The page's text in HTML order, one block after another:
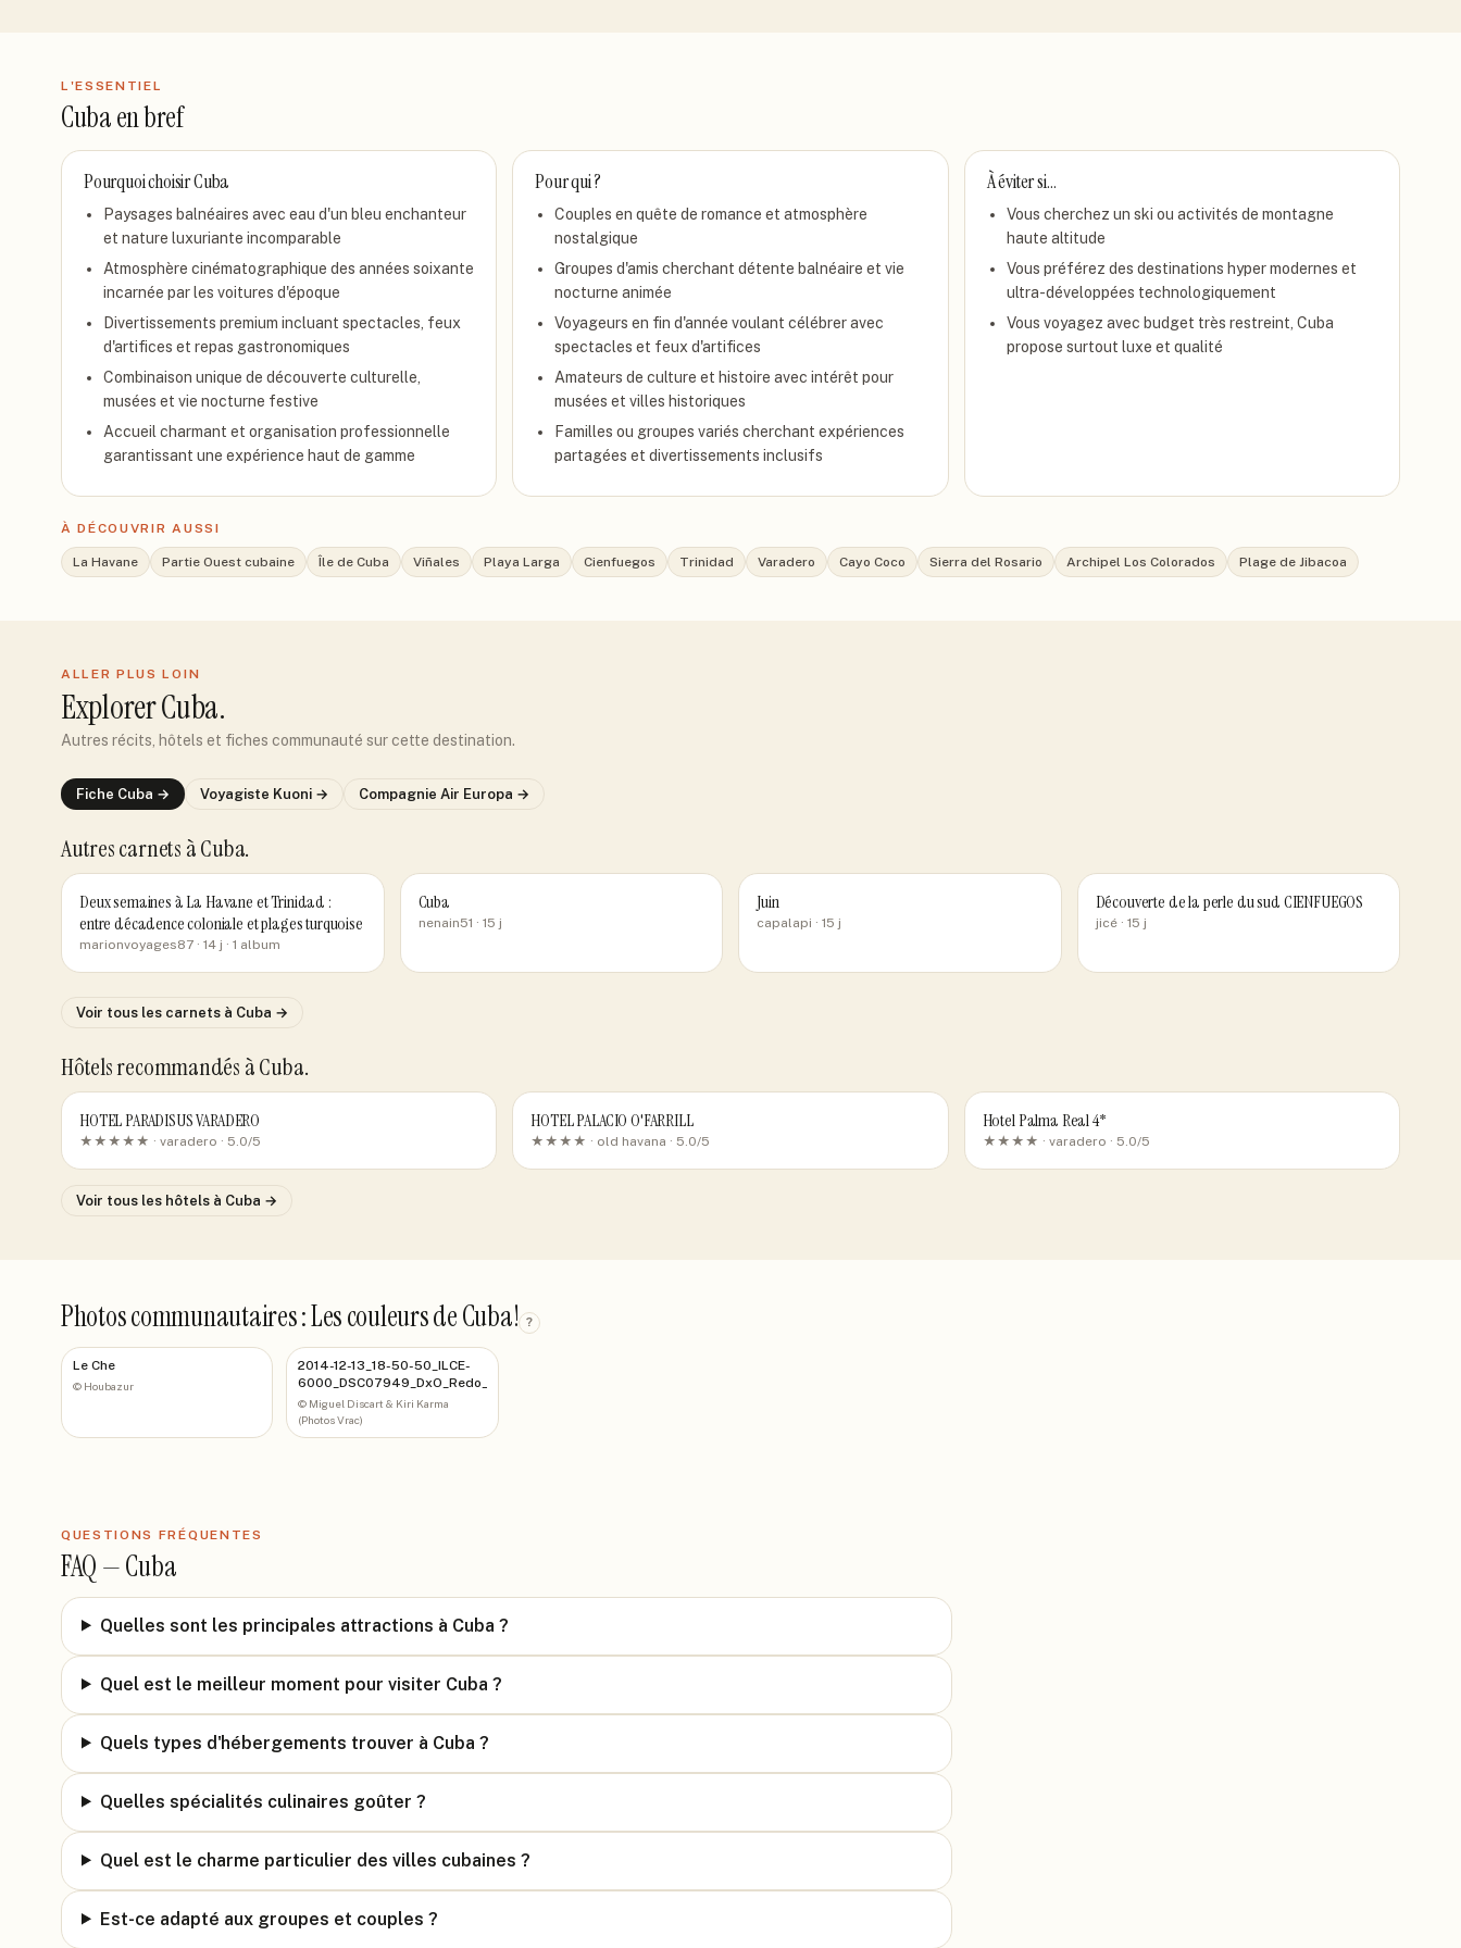
L'ESSENTIEL
Cubaen bref
Pourquoi choisirCuba
Paysages balnéaires avec eau d'un bleu enchanteur
et nature luxuriante incomparable
Atmosphère cinématographique des années soixante
incarnée par les voitures d'époque
Divertissements premium incluant spectacles, feux
d'artifices et repas gastronomiques
Combinaison unique de découverte culturelle,
musées et vie nocturne festive
Accueil charmant et organisation professionnelle
garantissant une expérience haut de gamme
Pour qui ?
Couples en quête de romance et atmosphère
nostalgique
Groupes d'amis cherchant détente balnéaire et vie
nocturne animée
Voyageurs en fin d'année voulant célébrer avec
spectacles et feux d'artifices
Amateurs de culture et histoire avec intérêt pour
musées et villes historiques
Familles ou groupes variés cherchant expériences
partagées et divertissements inclusifs
À éviter si…
Vous cherchez un ski ou activités de montagne
haute altitude
Vous préférez des destinations hyper modernes et
ultra-développées technologiquement
Vous voyagez avec budget très restreint, Cuba
propose surtout luxe et qualité
À DÉCOUVRIR AUSSI
La Havane Partie Ouest cubaine Île de Cuba Viñales Playa Larga Cienfuegos Trinidad Varadero Cayo Coco Sierra del Rosario Archipel Los Colorados Plage de Jibacoa
ALLER PLUS LOIN
ExplorerCuba.
Autres récits, hôtels et fiches communauté sur cette destination.
Fiche Cuba → Voyagiste Kuoni → Compagnie Air Europa →
Autres carnets à Cuba.
Deux semaines à La Havane et Trinidad :
entre décadence coloniale et plages turquoise
marionvoyages87 · 14 j · 1 album
Cuba
nenain51 · 15 j
Juin
capalapi · 15 j
Découverte de la perle du sud CIENFUEGOS
jicé· 15 j
Voir tous les carnets à Cuba →
Hôtels recommandés à Cuba.
HOTEL PARADISUS VARADERO
★★★★★ · varadero · 5.0/5
HOTEL PALACIO O'FARRILL
★★★★ · old havana · 5.0/5
Hotel Palma Real 4*
★★★★ · varadero · 5.0/5
Voir tous les hôtels à Cuba →
Photos communautaires : Les couleurs de Cuba! ?
Le Che
© Houbazur
2014-12-13_18-50-50_ILCE-
6000_DSC07949_DxO_Redo_PL4_1
© Miguel Discart & Kiri Karma
(Photos Vrac)
QUESTIONS FRÉQUENTES
FAQ —Cuba
Quelles sont les principales attractions à Cuba ?
Quel est le meilleur moment pour visiter Cuba ?
Quels types d'hébergements trouver à Cuba ?
Quelles spécialités culinaires goûter ?
Quel est le charme particulier des villes cubaines ?
Est-ce adapté aux groupes et couples ?